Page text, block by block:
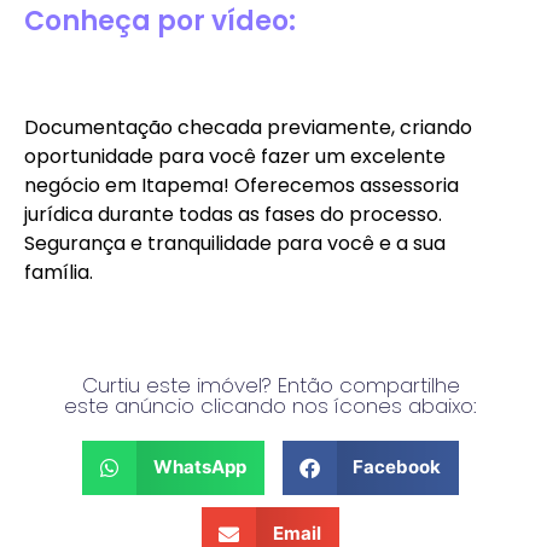
Conheça por vídeo:
Documentação checada previamente, criando
oportunidade para você fazer um excelente
negócio em Itapema! Oferecemos assessoria
jurídica durante todas as fases do processo.
Segurança e tranquilidade para você e a sua
família.
Curtiu este imóvel? Então compartilhe
este anúncio clicando nos ícones abaixo:
WhatsApp Facebook
Email